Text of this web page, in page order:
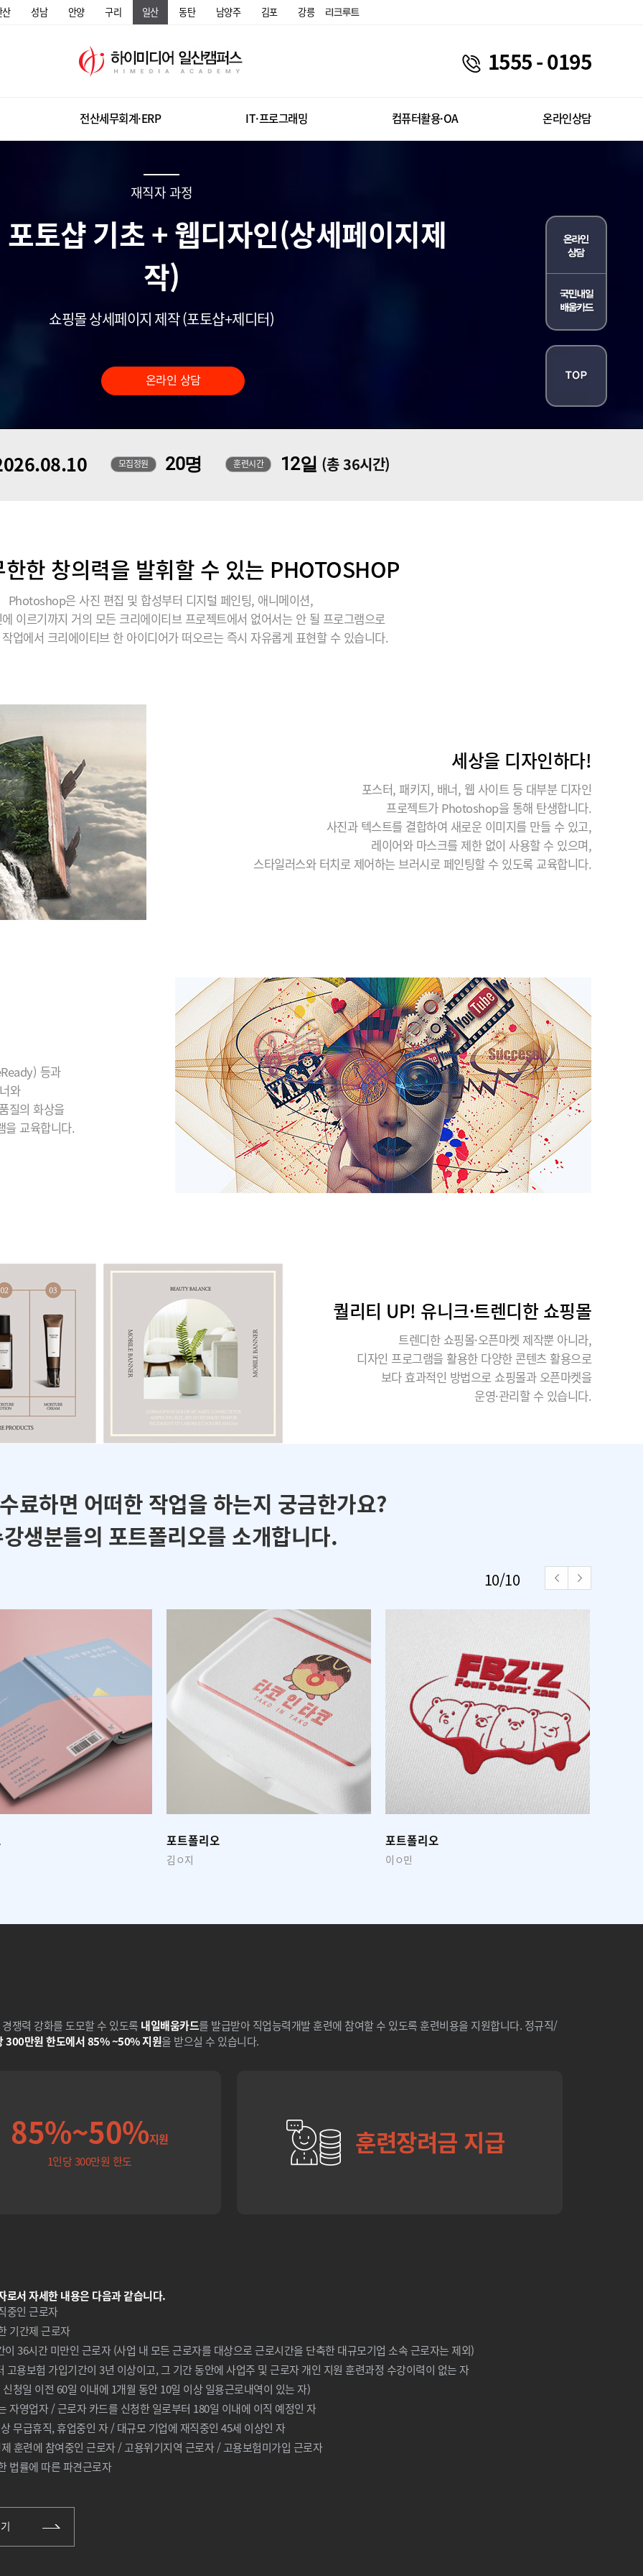
성남 안양 구리 일산 동탄 남양주 김포 강릉
1555 - 0195
전산세무회계·ERP IT·프로그래밍 컴퓨터활용·OA 온라인상담
재직자 과정
토샵 기초 + 웹디자인(상세페이지제
작)
쇼핑몰 상세페이지 제작 (포토샵+제디터)
온라인 상담
모집정원 20명 훈련시간 12일 (총 36시간)
한 창의력을 발휘할 수 있는 PHOTOSHOP
Photoshop은 사진 편집 및 합성부터 디지털 페인팅, 애니메이션,
이르기까지 거의 모든 크리에이티브 프로젝트에서 없어서는 안 될 프로그램으로
업에서 크리에이티브 한 아이디어가 떠오르는 즉시 자유롭게 표현할 수 있습니다.
세상을 디자인하다!
포스터, 패키지, 배너, 웹 사이트 등 대부분 디자인
프로젝트가 Photoshop을 통해 탄생합니다.
사진과 텍스트를 결합하여 새로운 이미지를 만들 수 있고,
레이어와 마스크를 제한 없이 사용할 수 있으며,
스타일러스와 터치로 제어하는 브러시로 페인팅할 수 있도록 교육합니다.
등과
와
질의 화상을
을 교육합니다.
퀄리티 UP! 유니크·트렌디한 쇼핑몰
트렌디한 쇼핑몰·오픈마켓 제작뿐 아니라,
디자인 프로그램을 활용한 다양한 콘텐츠 활용으로
보다 효과적인 방법으로 쇼핑몰과 오픈마켓을
운영·관리할 수 있습니다.
료하면 어떠한 작업을 하는지 궁금한가요?
생분들의 포트폴리오를 소개합니다.
1/10
포트폴리오
이ㅇ민
포트폴리오
모ㅇ진
쟁력 강화를 도모할 수 있도록 내일배움카드를 발급받아 직업능력개발 훈련에 참여할 수 있도록 훈련비용을 지원합니다. 정규직/
300만원 한도에서 85% ~50% 지원을 받으실 수 있습니다.
85%~50%지원
1인당 300만원 한도
훈련장려금 지급
로서 자세한 내용은 다음과 같습니다.
중인 근로자
기간제 근로자
36시간 미만인 근로자 (사업 내 모든 근로자를 대상으로 근로시간을 단축한 대규모기업 소속 근로자는 제외)
고용보험 가입기간이 3년 이상이고, 그 기간 동안에 사업주 및 근로자 개인 지원 훈련과정 수강이력이 없는 자
청일 이전 60일 이내에 1개월 동안 10일 이상 일용근로내역이 있는 자)
자영업자 / 근로자 카드를 신청한 일로부터 180일 이내에 이직 예정인 자
무급휴직, 휴업중인 자 / 대규모 기업에 재직중인 45세 이상인 자
훈련에 참여중인 근로자 / 고용위기지역 근로자 / 고용보험미가입 근로자
법률에 따른 파견근로자
하게 알려주셔서 실제 현장에서 바로 활용할
니다. 기초 부분도 꼼꼼하게 가르쳐 주시고,